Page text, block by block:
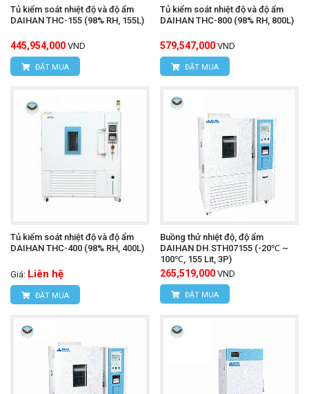
Tủ kiểm soát nhiệt độ và độ ẩm
DAIHAN THC-155 (98% RH, 155L)
445,954,000 VND
ĐẶT MUA
Tủ kiểm soát nhiệt độ và độ ẩm
DAIHAN THC-800 (98% RH, 800L)
579,547,000 VND
ĐẶT MUA
Tủ kiểm soát nhiệt độ và độ ẩm
DAIHAN THC-400 (98% RH, 400L)
Giá: Liên hệ
ĐẶT MUA
Buồng thử nhiệt độ, độ ẩm
DAIHAN DH.STH07155 (-20℃ ~
100℃, 155 Lit, 3P)
265,519,000 VND
ĐẶT MUA